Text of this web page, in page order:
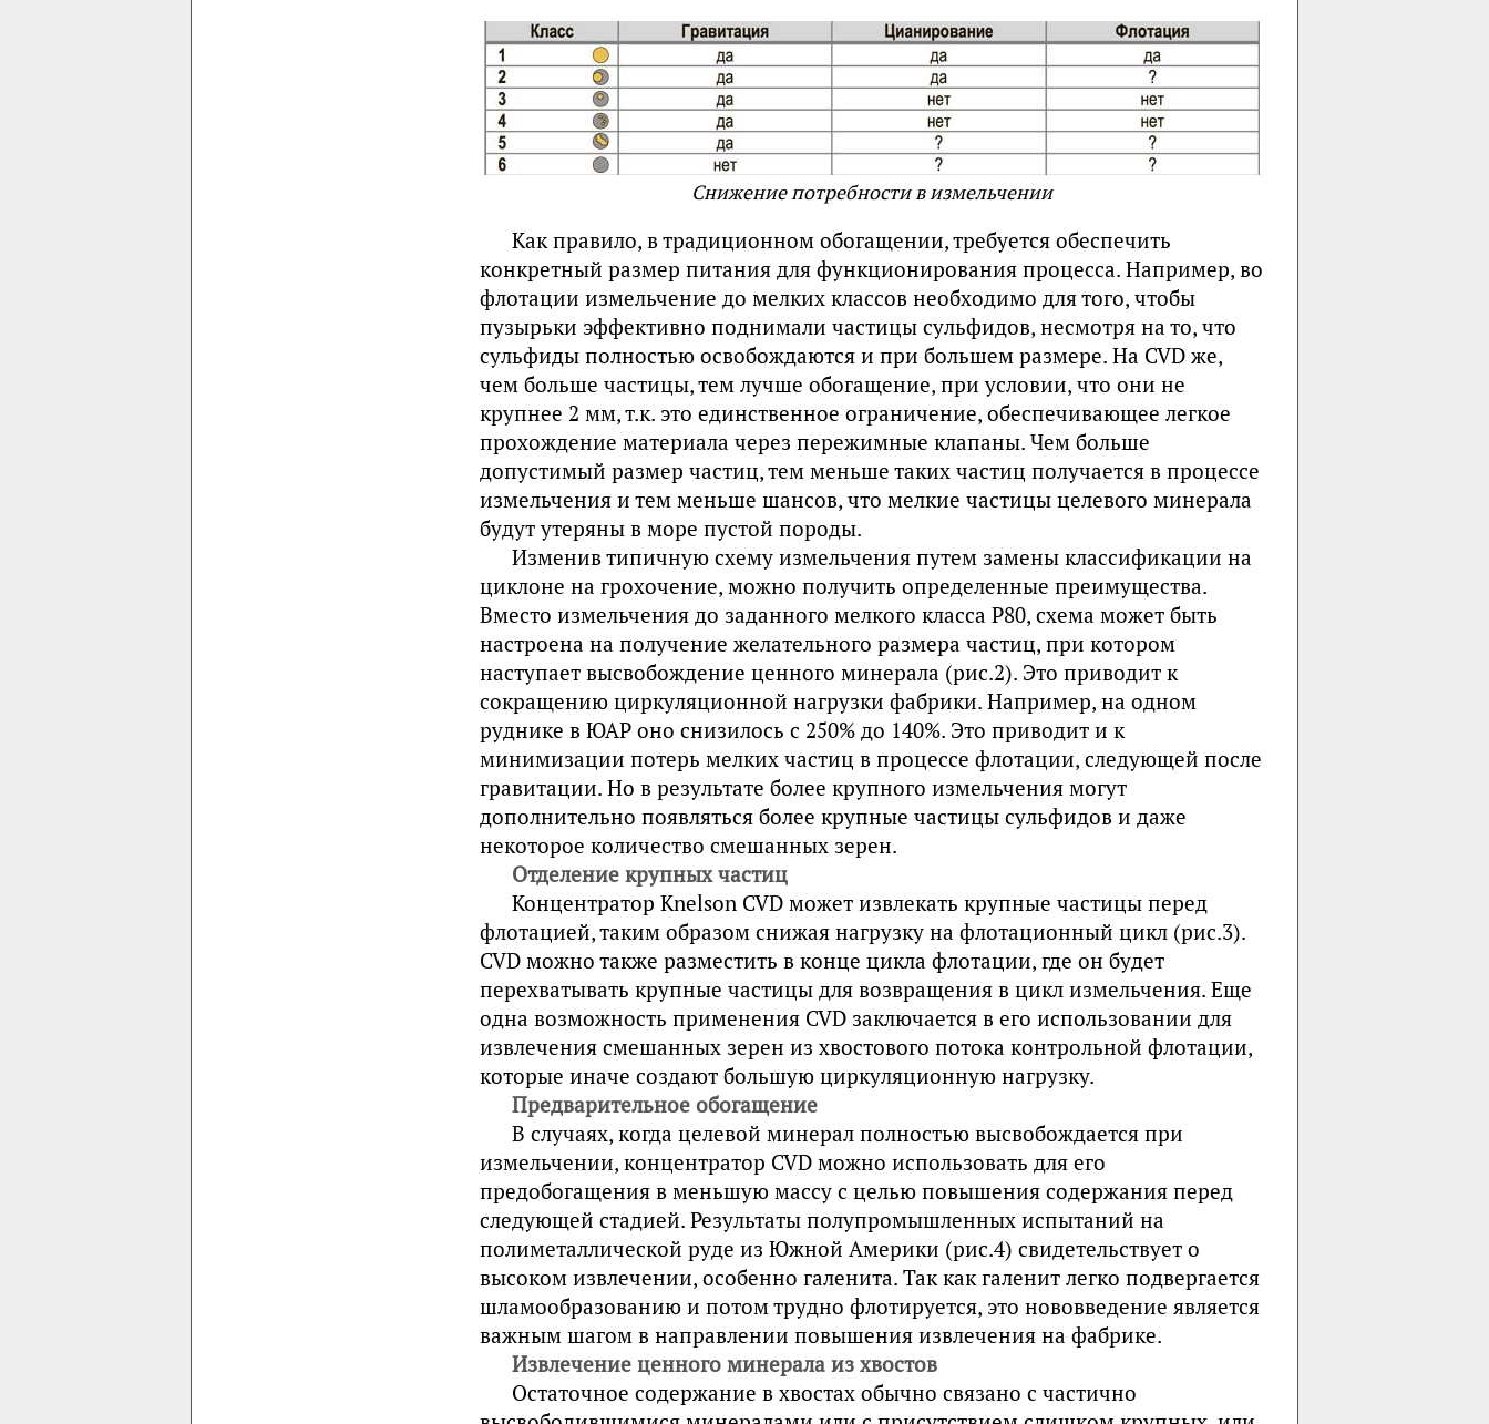
Снижение потребности в измельчении
Как правило, в традиционном обогащении, требуется обеспечить
конкретный размер питания для функционирования процесса. Например, во
флотации измельчение до мелких классов необходимо для того, чтобы
пузырьки эффективно поднимали частицы сульфидов, несмотря на то, что
сульфиды полностью освобождаются и при большем размере. На CVD же,
чем больше частицы, тем лучше обогащение, при условии, что они не
крупнее 2 мм, т.к. это единственное ограничение, обеспечивающее легкое
прохождение материала через пережимные клапаны. Чем больше
допустимый размер частиц, тем меньше таких частиц получается в процессе
измельчения и тем меньше шансов, что мелкие частицы целевого минерала
будут утеряны в море пустой породы.
Изменив типичную схему измельчения путем замены классификации на
циклоне на грохочение, можно получить определенные преимущества.
Вместо измельчения до заданного мелкого класса P80, схема может быть
настроена на получение желательного размера частиц, при котором
наступает высвобождение ценного минерала (рис.2). Это приводит к
сокращению циркуляционной нагрузки фабрики. Например, на одном
руднике в ЮАР оно снизилось с 250% до 140%. Это приводит и к
минимизации потерь мелких частиц в процессе флотации, следующей после
гравитации. Но в результате более крупного измельчения могут
дополнительно появляться более крупные частицы сульфидов и даже
некоторое количество смешанных зерен.
Отделение крупных частиц
Концентратор Knelson CVD может извлекать крупные частицы перед
флотацией, таким образом снижая нагрузку на флотационный цикл (рис.3).
CVD можно также разместить в конце цикла флотации, где он будет
перехватывать крупные частицы для возвращения в цикл измельчения. Еще
одна возможность применения CVD заключается в его использовании для
извлечения смешанных зерен из хвостового потока контрольной флотации,
которые иначе создают большую циркуляционную нагрузку.
Предварительное обогащение
В случаях, когда целевой минерал полностью высвобождается при
измельчении, концентратор CVD можно использовать для его
предобогащения в меньшую массу с целью повышения содержания перед
следующей стадией. Результаты полупромышленных испытаний на
полиметаллической руде из Южной Америки (рис.4) свидетельствует о
высоком извлечении, особенно галенита. Так как галенит легко подвергается
шламообразованию и потом трудно флотируется, это нововведение является
важным шагом в направлении повышения извлечения на фабрике.
Извлечение ценного минерала из хвостов
Остаточное содержание в хвостах обычно связано с частично